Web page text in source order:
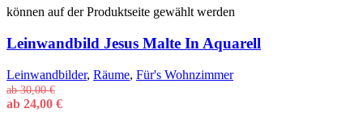
können auf der Produktseite gewählt werden
Leinwandbild Jesus Malte In Aquarell
Leinwandbilder, Räume, Für's Wohnzimmer
ab30,00€
ab 24,00 €